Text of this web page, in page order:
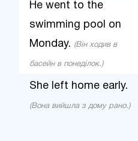
He went to the
swimming pool on
Monday. (Він ходив в
басейн в понеділок.)
She left home early.
(Вона вийшла з дому рано.)